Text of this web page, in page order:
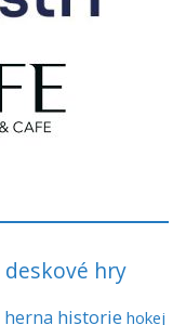
deskové hry
herna historie hokej